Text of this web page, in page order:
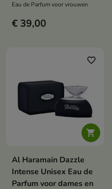
Eau de Parfum voor vrouwen
€ 39,00

favorite_border
Al Haramain Dazzle
Intense Unisex Eau de
Parfum voor dames en